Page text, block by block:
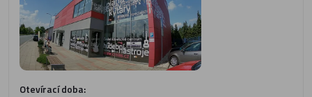
Otevírací doba: